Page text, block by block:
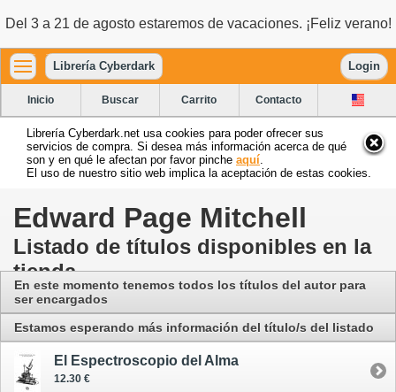
Del 3 a 21 de agosto estaremos de vacaciones. ¡Feliz verano!
Librería Cyberdark Login
Inicio Buscar Carrito Contacto
Librería Cyberdark.net usa cookies para poder ofrecer sus
servicios de compra. Si desea más información acerca de qué
son y en qué le afectan por favor pinche aquí
El uso de nuestro sitio web implica la aceptación de estas cookies.
Edward Page Mitchell
Listado de títulos disponibles en la
tienda
En este momento tenemos todos los títulos del autor para
ser encargados
Estamos esperando más información del título/s del listado
El Espectroscopio del Alma
12.30 €